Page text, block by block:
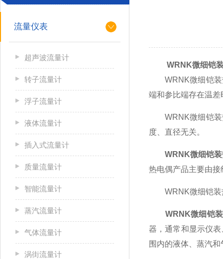
流量仪表
超声波流量计
转子流量计
浮子流量计
液体流量计
插入式流量计
质量流量计
智能流量计
蒸汽流量计
气体流量计
涡街流量计
WRNK微细铠
WRNK微细铠装热
端和参比端存在温
WRNK微细铠装热
度、直径无关。
WRNK微细铠
热电偶产品主要由
WRNK微细铠装
WRNK微细铠
器，通常和显示仪
围内的液体、蒸汽